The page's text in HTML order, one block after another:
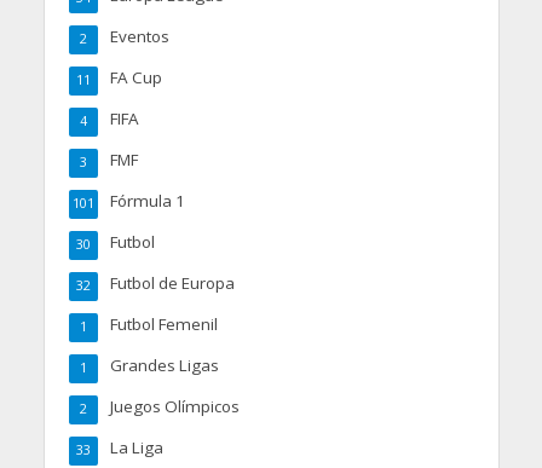
Eventos
2
FA Cup
11
FIFA
4
FMF
3
Fórmula 1
101
Futbol
30
Futbol de Europa
32
Futbol Femenil
1
Grandes Ligas
1
Juegos Olímpicos
2
La Liga
33